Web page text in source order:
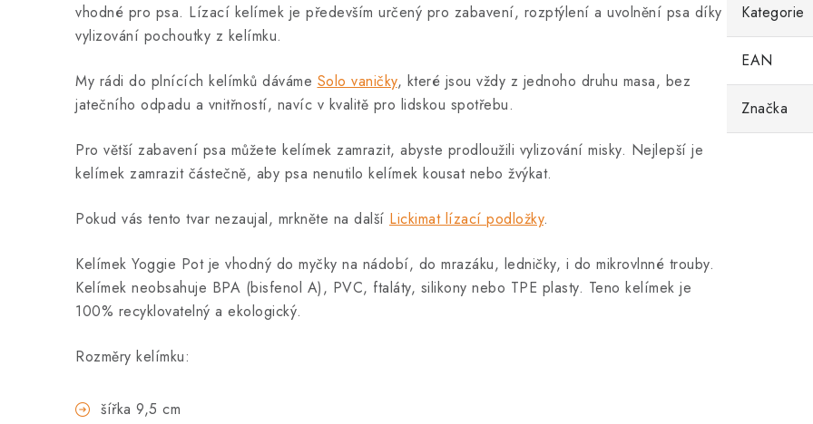
vhodné pro psa. Lízací kelímek je především určený pro zabavení, rozptýlení a uvolnění psa díky
vylizování pochoutky z kelímku.
My rádi do plnících kelímků dáváme Solo vaničky, které jsou vždy z jednoho druhu masa, bez
jatečního odpadu a vnitřností, navíc v kvalitě pro lidskou spotřebu.
Pro větší zabavení psa můžete kelímek zamrazit, abyste prodloužili vylizování misky. Nejlepší je
kelímek zamrazit částečně, aby psa nenutilo kelímek kousat nebo žvýkat.
Pokud vás tento tvar nezaujal, mrkněte na další Lickimat lízací podložky.
Kelímek Yoggie Pot je vhodný do myčky na nádobí, do mrazáku, ledničky, i do mikrovlnné trouby.
Kelímek neobsahuje BPA (bisfenol A), PVC, ftaláty, silikony nebo TPE plasty. Teno kelímek je
100% recyklovatelný a ekologický.
Rozměry kelímku:
šířka 9,5 cm
Kategorie
EAN
Značka